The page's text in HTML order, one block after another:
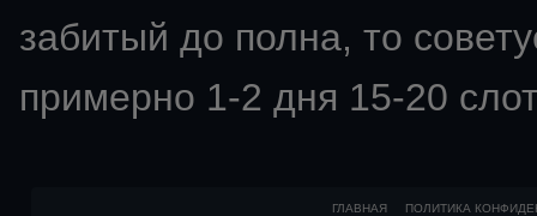
забитый до полна, то
примерно 1-2 дня 15-20
ГЛАВНАЯ ПОЛИТИКА